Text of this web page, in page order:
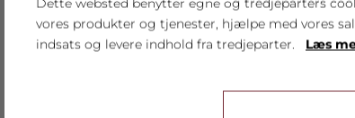
vores produkter og tjenester, hjælpe med vores
indsats og levere indhold fra tredjeparter. Læs